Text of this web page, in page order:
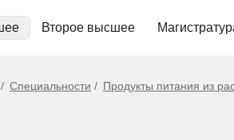
Второе высшее
Специальности Продукты питания из